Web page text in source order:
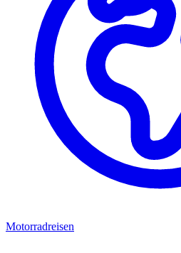
Motorradreisen